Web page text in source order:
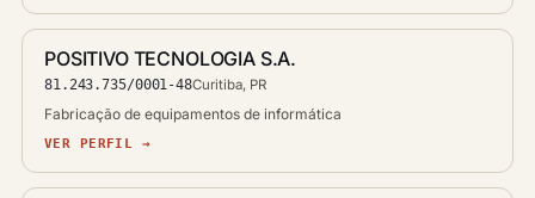
POSITIVO TECNOLOGIA S.A.
81.243.735/0001-48Curitiba, PR
Fabricação de equipamentos de informática
VER PERFIL →